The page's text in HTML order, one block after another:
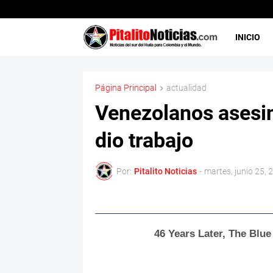
INICIO
Página Principal actualidad
Venezolanos
dio trabajo
Por: Pitalito Noticias - martes, junio 25,